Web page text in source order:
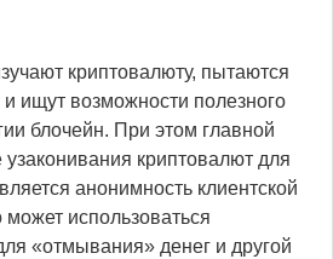
криптовалюту, пытаются
и ищут возможности полезного
блочейн. При этом главной
криптовалют для
анонимность клиентской
использоваться
«отмывания» денег и другой